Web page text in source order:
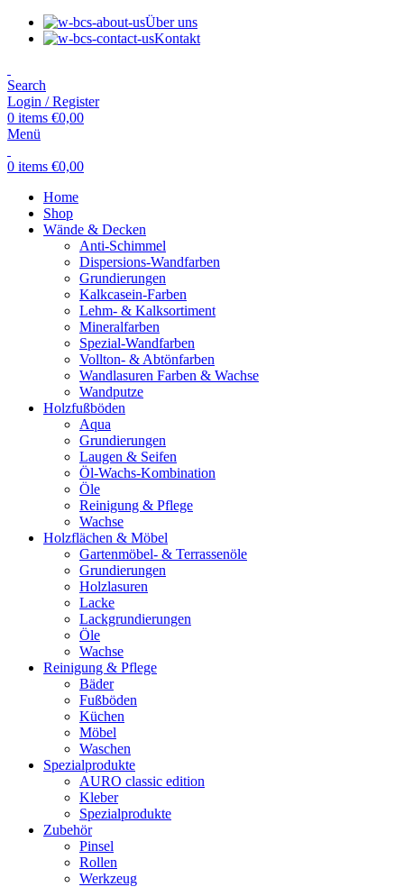
Über uns
Kontakt
Search
Login / Register
0 items €0,00
Menü
0 items €0,00
Home
Shop
Wände & Decken
Anti-Schimmel
Dispersions-Wandfarben
Grundierungen
Kalkcasein-Farben
Lehm- & Kalksortiment
Mineralfarben
Spezial-Wandfarben
Vollton- & Abtönfarben
Wandlasuren Farben & Wachse
Wandputze
Holzfußböden
Aqua
Grundierungen
Laugen & Seifen
Öl-Wachs-Kombination
Öle
Reinigung & Pflege
Wachse
Holzflächen & Möbel
Gartenmöbel- & Terrassenöle
Grundierungen
Holzlasuren
Lacke
Lackgrundierungen
Öle
Wachse
Reinigung & Pflege
Bäder
Fußböden
Küchen
Möbel
Waschen
Spezialprodukte
AURO classic edition
Kleber
Spezialprodukte
Zubehör
Pinsel
Rollen
Werkzeug